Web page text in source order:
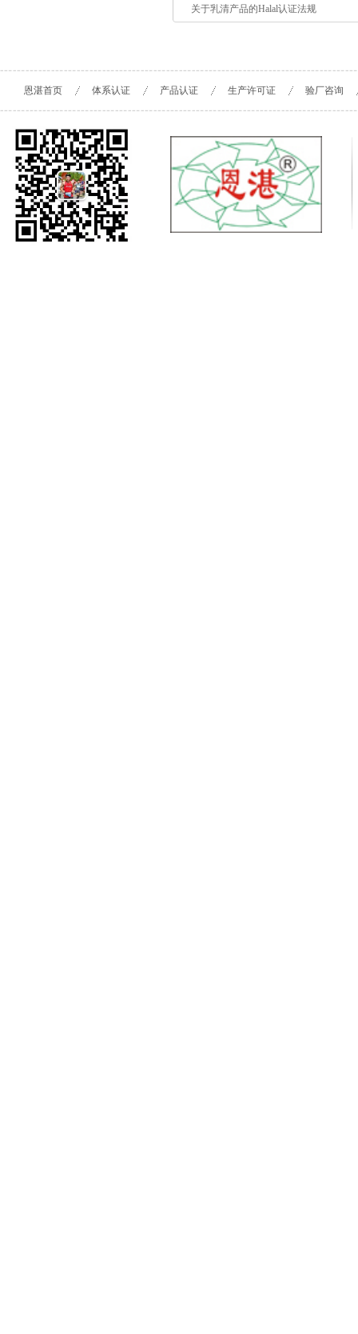
关于乳清产品的Halal认证法规
恩湛首页 体系认证 产品认证 生产许可证 验厂咨询